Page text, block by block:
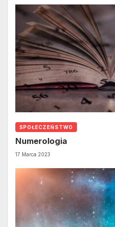
SPOŁECZEŃSTWO
Numerologia
17 Marca 2023